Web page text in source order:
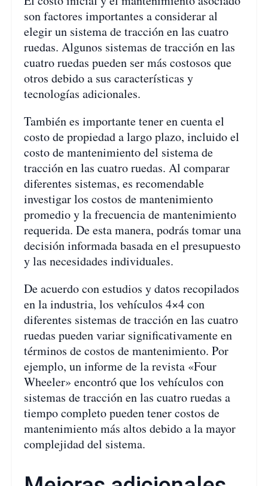
son factores importantes a considerar al
elegir un sistema de tracción en las cuatro
ruedas. Algunos sistemas de tracción en las
cuatro ruedas pueden ser más costosos que
otros debido a sus características y
tecnologías adicionales.
También es importante tener en cuenta el
costo de propiedad a largo plazo, incluido el
costo de mantenimiento del sistema de
tracción en las cuatro ruedas. Al comparar
diferentes sistemas, es recomendable
investigar los costos de mantenimiento
promedio y la frecuencia de mantenimiento
requerida. De esta manera, podrás tomar una
decisión informada basada en el presupuesto
y las necesidades individuales.
De acuerdo con estudios y datos recopilados
en la industria, los vehículos 4×4 con
diferentes sistemas de tracción en las cuatro
ruedas pueden variar significativamente en
términos de costos de mantenimiento. Por
ejemplo, un informe de la revista «Four
Wheeler» encontró que los vehículos con
sistemas de tracción en las cuatro ruedas a
tiempo completo pueden tener costos de
mantenimiento más altos debido a la mayor
complejidad del sistema.